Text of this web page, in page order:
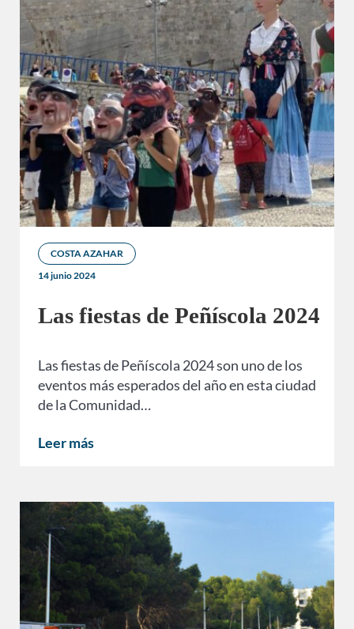
COSTA AZAHAR
14 junio 2024
Las fiestas de Peñíscola 2024
Las fiestas de Peñíscola 2024 son uno de los
eventos más esperados del año en esta ciudad
de la Comunidad…
Leer más